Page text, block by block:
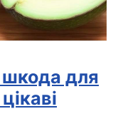
шкода для